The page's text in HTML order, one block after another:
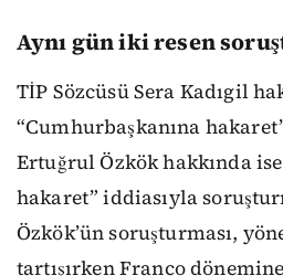
Aynı gün iki resen
TİP Sözcüsü Sera Kadıgil
“Cumhurbaşkanına
Ertuğrul Özkök hakkında
hakaret” iddiasıyla
Özkök’ün soruşturması,
tartışırken Franco